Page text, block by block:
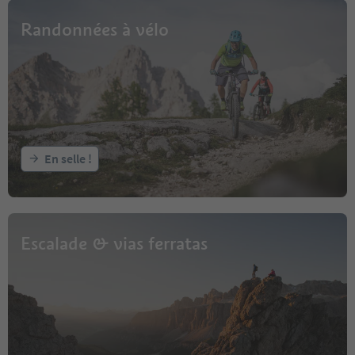
Randonnées à vélo
En selle !
Escalade & vias ferratas